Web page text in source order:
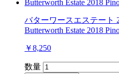
バターワースエステート
Butterworth Estate 2018
￥8,250
数量